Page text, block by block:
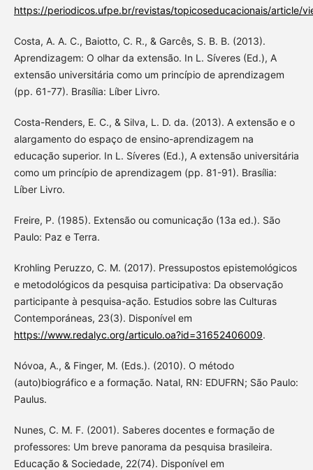
https://periodicos.ufpe.br/revistas/topicoseducacionais/article/
Costa, A. A. C., Baiotto, C. R., & Garcês, S. B. B. (2013).
Aprendizagem: O olhar da extensão. In L. Síveres (Ed.), A
extensão universitária como um princípio de aprendizagem
(pp. 61-77). Brasília: Líber Livro.
Costa-Renders, E. C., & Silva, L. D. da. (2013). A extensão e o
alargamento do espaço de ensino-aprendizagem na
educação superior. In L. Síveres (Ed.), A extensão universitária
como um princípio de aprendizagem (pp. 81-91). Brasília:
Líber Livro.
Freire, P. (1985). Extensão ou comunicação (13a ed.). São
Paulo: Paz e Terra.
Krohling Peruzzo, C. M. (2017). Pressupostos epistemológicos
e metodológicos da pesquisa participativa: Da observação
participante à pesquisa-ação. Estudios sobre las Culturas
Contemporáneas, 23(3). Disponível em
https://www.redalyc.org/articulo.oa?id=31652406009.
Nóvoa, A., & Finger, M. (Eds.). (2010). O método
(auto)biográfico e a formação. Natal, RN: EDUFRN; São Paulo:
Paulus.
Nunes, C. M. F. (2001). Saberes docentes e formação de
professores: Um breve panorama da pesquisa brasileira.
Educação & Sociedade, 22(74). Disponível em